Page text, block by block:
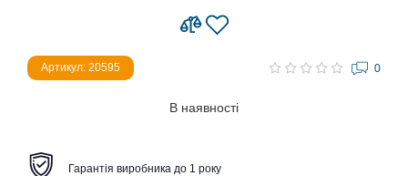
Артикул: 20595 0
В наявності
Гарантія виробника до 1 року